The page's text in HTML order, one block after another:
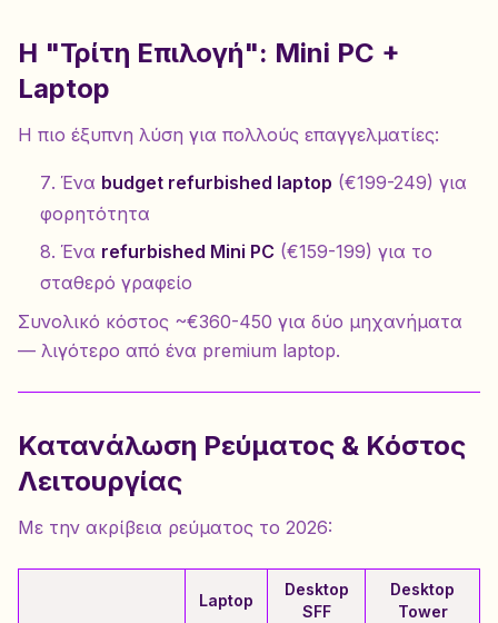
Η "Τρίτη Επιλογή": Mini PC +
Laptop
Η πιο έξυπνη λύση για πολλούς επαγγελματίες:
Ένα budget refurbished laptop (€199-249) για
φορητότητα
Ένα refurbished Mini PC (€159-199) για το
σταθερό γραφείο
Συνολικό κόστος ~€360-450 για δύο μηχανήματα
— λιγότερο από ένα premium laptop.
Κατανάλωση Ρεύματος & Κόστος
Λειτουργίας
Με την ακρίβεια ρεύματος το 2026:
Laptop
Desktop
SFF
Desktop
Tower